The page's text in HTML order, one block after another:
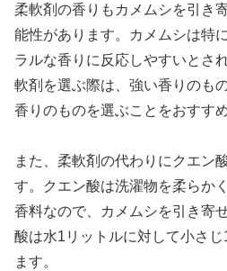
柔軟剤の香りもカメムシを引き
能性があります。カメムシは特
ラルな香りに反応しやすいとさ
軟剤を選ぶ際は、強い香りのも
香りのものを選ぶことをおすす
また、柔軟剤の代わりにクエン
す。クエン酸は洗濯物を柔らか
香料なので、カメムシを引き寄
酸は水1リットルに対して小さ
ます。